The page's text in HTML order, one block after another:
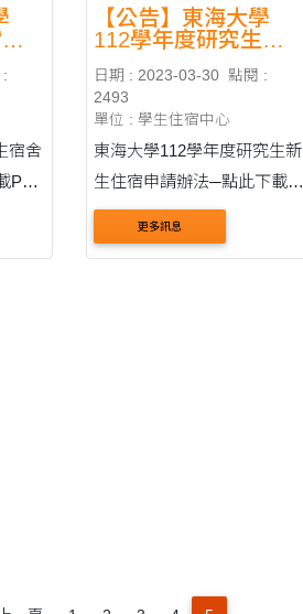
:
宿舍
PDF
【公告】東海大學
112學年度研究生新
日期 : 2023-03-30 點閱 :
2493
單位 : 學生住宿中心
東海大學112學年度研究生新
生住宿申請辦法─點此下載
PDF檔 東海大學112學年度
研究生新生住宿申請辦法
更多訊息